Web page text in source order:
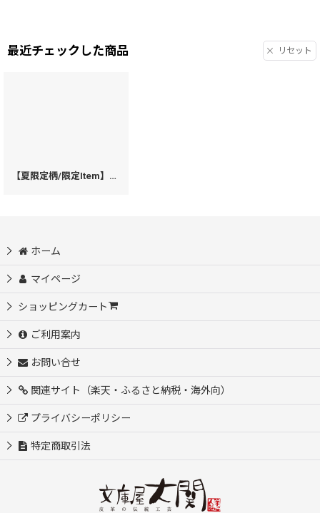
最近チェックした商品 リセット
【夏限定柄/限定Item】海はひろいな L字ファスナーの小さなお財布（金唐柄）［t］
ホーム
マイページ
ショッピングカート
ご利用案内
お問い合せ
関連サイト（楽天・ふるさと納税・海外向）
プライバシーポリシー
特定商取引法